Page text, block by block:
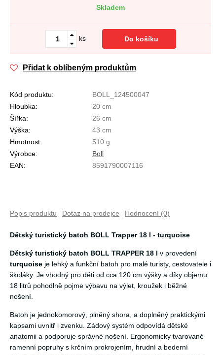
Skladem
ks Do košíku
Přidat k oblíbeným produktům
Kód produktu:
BOLL_124500047
Hloubka:
20 cm
Šířka:
26 cm
Výška:
43 cm
Hmotnost:
510 g
Výrobce:
Boll
EAN:
8591790007116
Popis produktu Dotaz na prodejce Hodnocení (0)
Dětský turistický batoh BOLL Trapper 18 l - turquoise
Dětský turistický batoh BOLL TRAPPER 18 l v provedení
turquoise je lehký a funkční batoh pro malé turisty, cestovatele i
školáky. Je vhodný pro děti od cca 120 cm výšky a díky objemu
18 litrů pohodlně pojme výbavu na výlet, kroužek i běžné
nošení.
Batoh je jednokomorový, plněný shora, a doplněný praktickými
kapsami uvnitř i zvenku. Zádový systém odpovídá dětské
anatomii a podporuje správné nošení. Ergonomicky tvarované
ramenní popruhy s krčním prokrojením, hrudní a bederní